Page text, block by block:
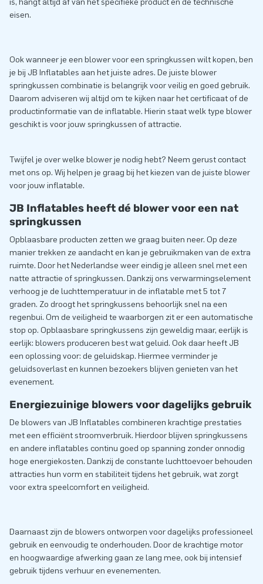
is, hangt altijd af van het specifieke product en de technische
eisen.
Ook wanneer je een blower voor een springkussen wilt kopen, ben
je bij JB Inflatables aan het juiste adres. De juiste blower
springkussen combinatie is belangrijk voor veilig en goed gebruik.
Daarom adviseren wij altijd om te kijken naar het certificaat of de
productinformatie van de inflatable. Hierin staat welk type blower
geschikt is voor jouw springkussen of attractie.
Twijfel je over welke blower je nodig hebt? Neem gerust contact
met ons op. Wij helpen je graag bij het kiezen van de juiste blower
voor jouw inflatable.
JB Inflatables heeft dé blower voor een nat
springkussen
Opblaasbare producten zetten we graag buiten neer. Op deze
manier trekken ze aandacht en kan je gebruikmaken van de extra
ruimte. Door het Nederlandse weer eindig je alleen snel met een
natte attractie of springkussen. Dankzij ons verwarmingselement
verhoog je de luchttemperatuur in de inflatable met 5 tot 7
graden. Zo droogt het springkussens behoorlijk snel na een
regenbui. Om de veiligheid te waarborgen zit er een automatische
stop op. Opblaasbare springkussens zijn geweldig maar, eerlijk is
eerlijk: blowers produceren best wat geluid. Ook daar heeft JB
een oplossing voor: de geluidskap. Hiermee verminder je
geluidsoverlast en kunnen bezoekers blijven genieten van het
evenement.
Energiezuinige blowers voor dagelijks gebruik
De blowers van JB Inflatables combineren krachtige prestaties
met een efficiënt stroomverbruik. Hierdoor blijven springkussens
en andere inflatables continu goed op spanning zonder onnodig
hoge energiekosten. Dankzij de constante luchttoevoer behouden
attracties hun vorm en stabiliteit tijdens het gebruik, wat zorgt
voor extra speelcomfort en veiligheid.
Daarnaast zijn de blowers ontworpen voor dagelijks professioneel
gebruik en eenvoudig te onderhouden. Door de krachtige motor
en hoogwaardige afwerking gaan ze lang mee, ook bij intensief
gebruik tijdens verhuur en evenementen.